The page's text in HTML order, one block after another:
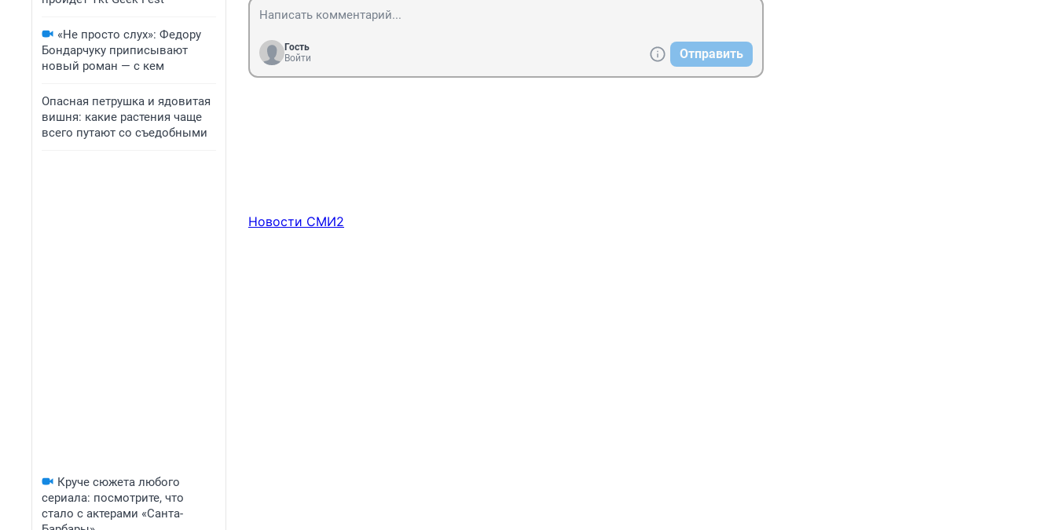
«Не просто слух»: Федору
Бондарчуку приписывают
новый роман — с кем
Опасная петрушка и ядовитая
вишня: какие растения чаще
всего путают со съедобными
Круче сюжета любого
сериала: посмотрите, что
стало с актерами «Санта-
Гость
Войти
Отправить
Новости СМИ2